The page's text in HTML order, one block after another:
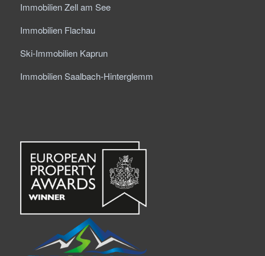
Immobilien Zell am See
Immobilien Flachau
Ski-Immobilien Kaprun
Immobilien Saalbach-Hinterglemm